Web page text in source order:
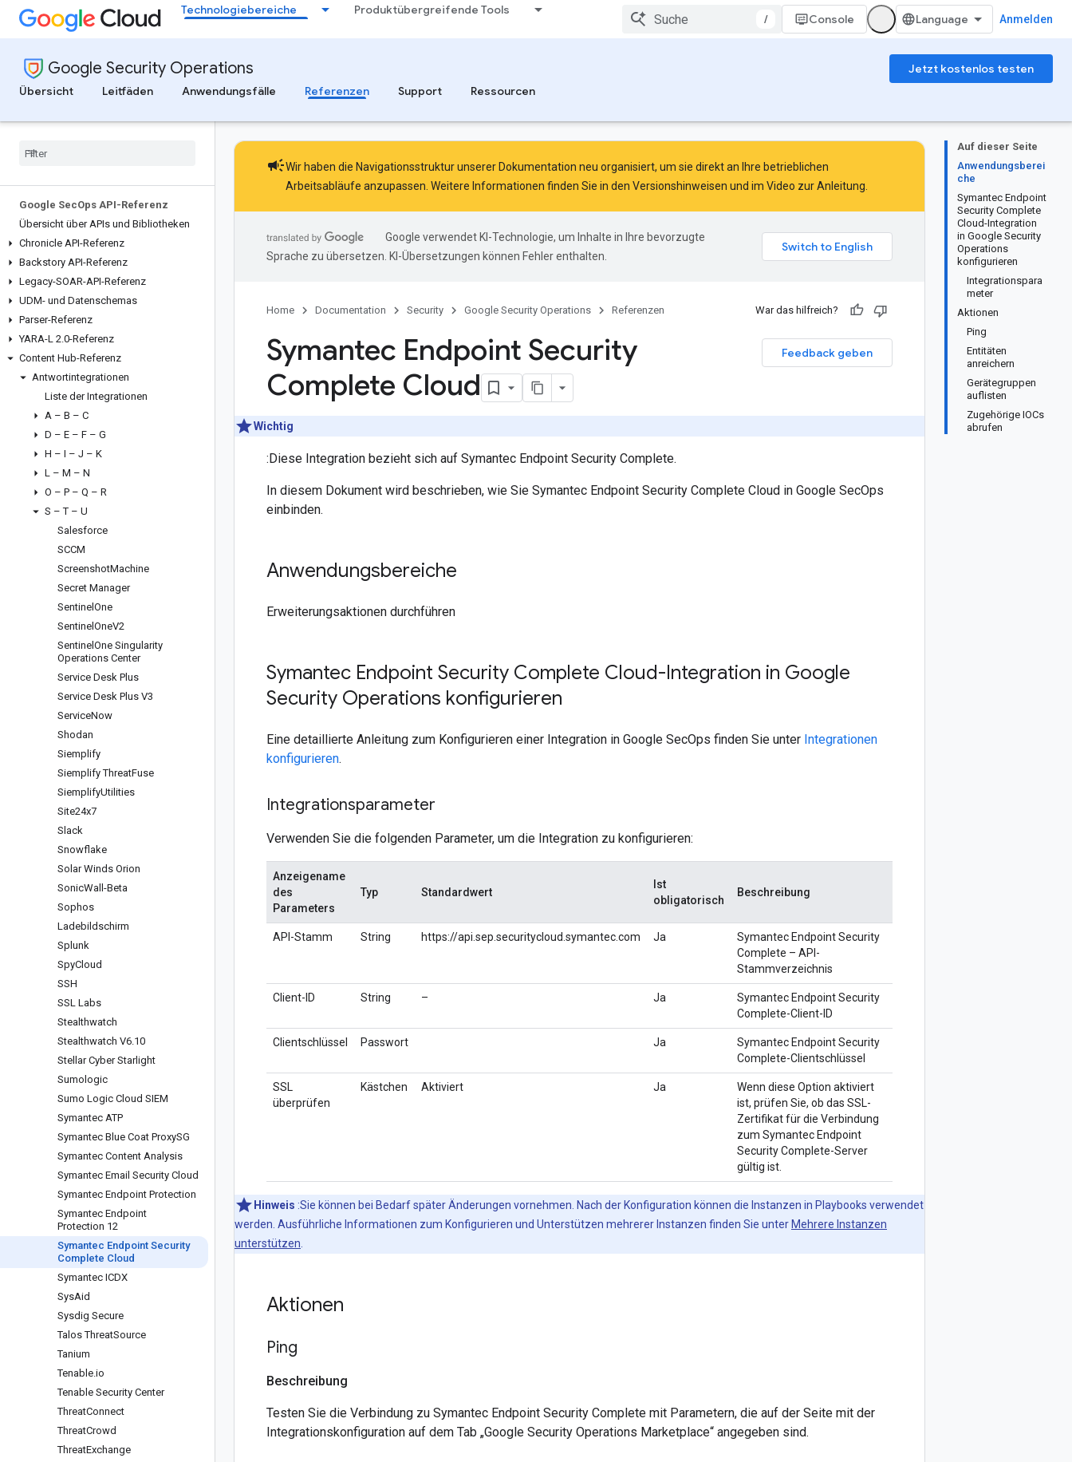
Technologiebereiche Produktübergreifende Tools
/ Console Anmelden
Google Security Operations
Jetzt kostenlos testen
Übersicht
Leitfäden Anwendungsfälle Referenzen Support Ressourcen
Google SecOps API-Referenz
Übersicht über APIs und Bibliotheken
Chronicle API-Referenz
Backstory API-Referenz
Legacy-SOAR-API-Referenz
UDM- und Datenschemas
Parser-Referenz
YARA-L 2.0-Referenz
Content Hub-Referenz
Antwortintegrationen
Liste der Integrationen
A – B – C
D – E – F – G
H – I – J – K
L – M – N
O – P – Q – R
S – T – U
Salesforce
SCCM
ScreenshotMachine
Secret Manager
Sentinel One
Sentinel OneV2
Sentinel One Singularity
Operations Center
Service Desk Plus
Service Desk Plus V3
ServiceNow
Shodan
Siemplify
Siemplify ThreatFuse
SiemplifyUtilities
Site24x7
Slack
Snowflake
Solar Winds Orion
SonicWall-Beta
Sophos
Ladebildschirm
Splunk
SpyCloud
SSH
SSL Labs
Stealthwatch
Stealthwatch V6.10
Stellar Cyber Starlight
Sumologic
Sumo Logic Cloud SIEM
Symantec ATP
Symantec Blue Coat ProxySG
Symantec Content Analysis
Symantec Email Security Cloud
Symantec Endpoint Protection
Symantec Endpoint
Protection 12
Symantec Endpoint Security
Complete Cloud
Symantec ICDX
SysAid
Sysdig Secure
Talos ThreatSource
Tanium
Tenable.io
Tenable Security Center
ThreatConnect
ThreatCrowd
ThreatExchange
Auf dieser Seite
Anwendungsberei
che
Symantec Endpoint
Security Complete
Cloud-Integration
in Google Security
Operations
konfigurieren
Integrationspara
meter
Aktionen
Ping
Entitäten
anreichern
Gerätegruppen
auflisten
Zugehörige IOCs
abrufen
campaignWir haben die Navigationsstruktur unserer Dokumentation neu organisiert, um sie direkt an Ihre betrieblichen
Arbeitsabläufe anzupassen. Weitere Informationen finden Sie in den Versionshinweisen und im Video zur Anleitung
Google verwendet KI-Technologie, um Inhalte in Ihre bevorzugte
Sprache zu übersetzen. KI-Übersetzungen können Fehler enthalten.
Home Documentation Security Google Security Operations Referenzen War das hilfreich?
Feedback geben
Symantec Endpoint Security
Complete Cloud
Wichtig
:Diese Integration bezieht sich auf Symantec Endpoint Security Complete.
In diesem Dokument wird beschrieben, wie Sie Symantec Endpoint Security Complete Cloud in Google SecOps
einbinden.
Anwendungsbereiche
Erweiterungsaktionen durchführen
Symantec Endpoint Security Complete Cloud-Integration in Google
Security Operations konfigurieren
Eine detaillierte Anleitung zum Konfigurieren einer Integration in Google SecOps finden Sie unter Integrationen
konfigurieren.
Integrationsparameter
Verwenden Sie die folgenden Parameter, um die Integration zu konfigurieren:
Anzeigename
des
Parameters
Typ Standardwert
Ist
obligatorisch
Beschreibung
API-Stamm String https://api.sep.securitycloud.symantec.com Ja
Symantec Endpoint Security
Complete – API-
Stammverzeichnis
Client-ID String – Ja
Symantec Endpoint Security
Complete-Client-ID
Clientschlüssel Passwort Ja
Symantec Endpoint Security
Complete-Clientschlüssel
SSL
überprüfen
Kästchen Aktiviert Ja
Wenn diese Option aktiviert
ist, prüfen Sie, ob das SSL-
Zertifikat für die Verbindung
zum Symantec Endpoint
Security Complete-Server
gültig ist.
Hinweis :Sie können bei Bedarf später Änderungen vornehmen. Nach der Konfiguration können die Instanzen in Playbooks verwendet
werden. Ausführliche Informationen zum Konfigurieren und Unterstützen mehrerer Instanzen finden Sie unter Mehrere Instanzen
unterstützen
Aktionen
Ping
Beschreibung
Testen Sie die Verbindung zu Symantec Endpoint Security Complete mit Parametern, die auf der Seite mit der
Integrationskonfiguration auf dem Tab „Google Security Operations Marketplace“ angegeben sind.